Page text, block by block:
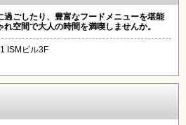
過ごしたり、豊富なフードメニューを堪能
空間で大人の時間を満喫しませんか。
ISMビル3F